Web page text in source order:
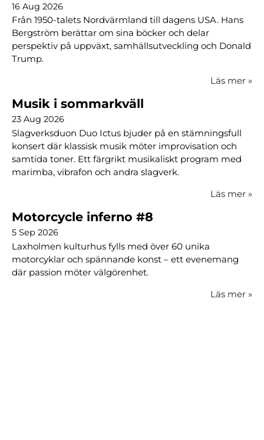
16 Aug 2026
Från 1950-talets Nordvärmland till dagens USA. Hans
Bergström berättar om sina böcker och delar
perspektiv på uppväxt, samhällsutveckling och Donald
Trump.
Läs mer »
Musik i sommarkväll
23 Aug 2026
Slagverksduon Duo Ictus bjuder på en stämningsfull
konsert där klassisk musik möter improvisation och
samtida toner. Ett färgrikt musikaliskt program med
marimba, vibrafon och andra slagverk.
Läs mer »
Motorcycle inferno #8
5 Sep 2026
Laxholmen kulturhus fylls med över 60 unika
motorcyklar och spännande konst – ett evenemang
där passion möter välgörenhet.
Läs mer »